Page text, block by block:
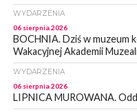
WYDARZENIA
06 sierpnia 2026
BOCHNIA. Dziś w muzeum
Wakacyjnej Akademii
WYDARZENIA
06 sierpnia 2026
LIPNICA MUROWANA.